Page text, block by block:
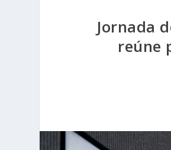
Jornada
reúne